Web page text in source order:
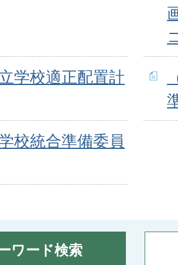
学校適正配置計
校統合準備委員
ワード検索